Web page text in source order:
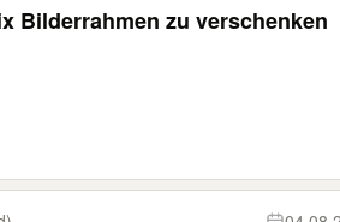
Bilderrahmen zu verschenken